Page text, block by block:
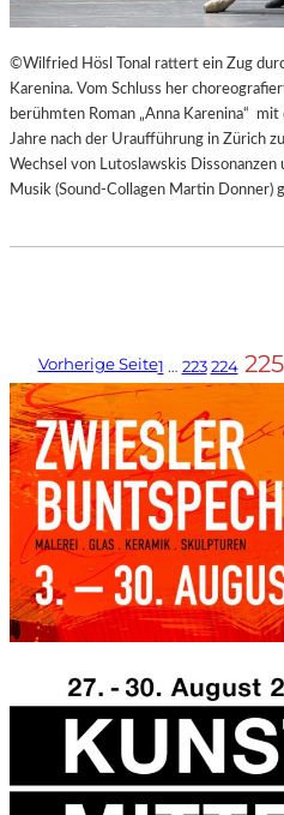
©Wilfried Hösl Tonal rattert ein Zug
Karenina. Vom Schluss her
berühmten Roman „Anna Karenina“
Jahre nach der Uraufführung in Zürich
Wechsel von Lutoslawskis Dissonanzen
Musik (Sound-Collagen Martin
Vorherige Seite1 … 223 224 225